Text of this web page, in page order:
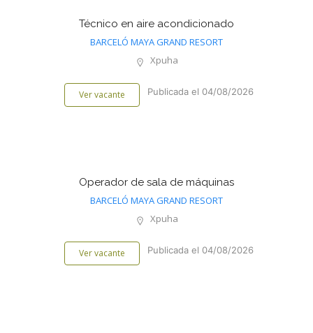
Técnico en aire acondicionado
BARCELÓ MAYA GRAND RESORT
Xpuha
Ver vacante Publicada el 04/08/2026
Operador de sala de máquinas
BARCELÓ MAYA GRAND RESORT
Xpuha
Ver vacante Publicada el 04/08/2026